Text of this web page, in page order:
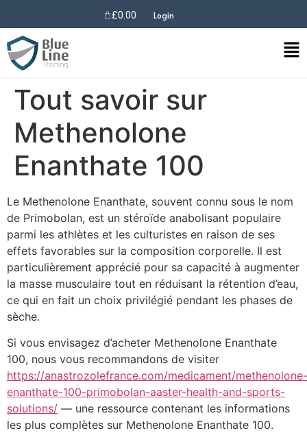
£0.00 Login
Tout savoir sur
Methenolone
Enanthate 100
Le Methenolone Enanthate, souvent connu sous le nom
de Primobolan, est un stéroïde anabolisant populaire
parmi les athlètes et les culturistes en raison de ses
effets favorables sur la composition corporelle. Il est
particulièrement apprécié pour sa capacité à augmenter
la masse musculaire tout en réduisant la rétention d’eau,
ce qui en fait un choix privilégié pendant les phases de
sèche.
Si vous envisagez d’acheter Methenolone Enanthate
100, nous vous recommandons de visiter
https://anastrozolefrance.com/medicament/methenolone-
enanthate-100-primobolan-aaster-health-and-sports-
solutions/ — une ressource contenant les informations
les plus complètes sur Methenolone Enanthate 100.